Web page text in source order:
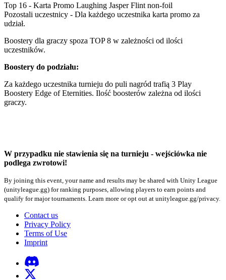
Top 16 - Karta Promo Laughing Jasper Flint non-foil
Pozostali uczestnicy - Dla każdego uczestnika karta promo za
udział.
Boostery dla graczy spoza TOP 8 w zależności od ilości
uczestników.
Boostery do podziału:
Za każdego uczestnika turnieju do puli nagród trafią 3 Play
Boostery Edge of Eternities. Ilość boosterów zależna od ilości
graczy.
W przypadku nie stawienia się na turnieju - wejściówka nie
podlega zwrotowi!
By joining this event, your name and results may be shared with Unity League
(unityleague.gg) for ranking purposes, allowing players to earn points and
qualify for major tournaments. Learn more or opt out at unityleague.gg/privacy.
Contact us
Privacy Policy
Terms of Use
Imprint